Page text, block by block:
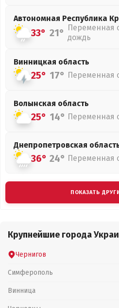
Автономная Республика
33° 21° Переменная
дождь
Винницкая область
25° 17° Переменная
Волынская область
25° 14° Переменная
Днепропетровская
36° 24° Переменная
ПОКАЗАТЬ
Крупнейшие города
Чернигов
Симферополь
Винница